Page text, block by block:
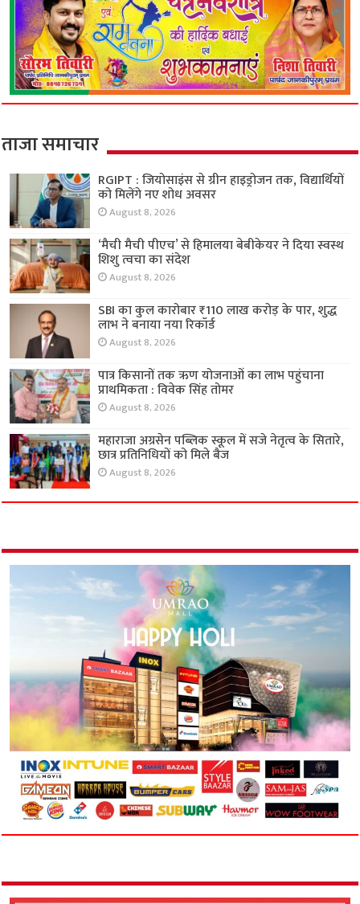
ताजा समाचार
RGIPT : जियोसाइंस से ग्रीन हाइड्रोजन तक, विद्यार्थियों
को मिलेंगे नए शोध अवसर
August 8, 2026
‘मैची मैची पीएच’ से हिमालया बेबीकेयर ने दिया स्वस्थ
शिशु त्वचा का संदेश
August 8, 2026
SBI का कुल कारोबार ₹110 लाख करोड़ के पार, शुद्ध
लाभ ने बनाया नया रिकॉर्ड
August 8, 2026
पात्र किसानों तक ऋण योजनाओं का लाभ पहुंचाना
प्राथमिकता : विवेक सिंह तोमर
August 8, 2026
महाराजा अग्रसेन पब्लिक स्कूल में सजे नेतृत्व के सितारे,
छात्र प्रतिनिधियों को मिले बैज
August 8, 2026